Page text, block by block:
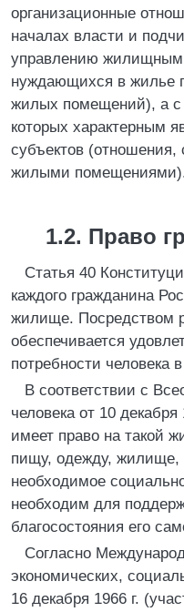
организационные
началах власти и
управлению
нуждающихся в жилье
жилых помещений), а с
которых характерным
субъектов (отношения,
жилыми
1.2. Право
Статья 40
каждого гражданина
жилище. Посредством
обеспечивается
потребности человека
В соответствии с
человека от 10
имеет право на такой
пищу, одежду, жилище,
необходимое
необходим для
благосостояния его
Согласно
экономических,
16 декабря 1966 г.